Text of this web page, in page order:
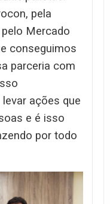
pela
Mercado
conseguimos
parceria com
ações que
e é isso
por todo